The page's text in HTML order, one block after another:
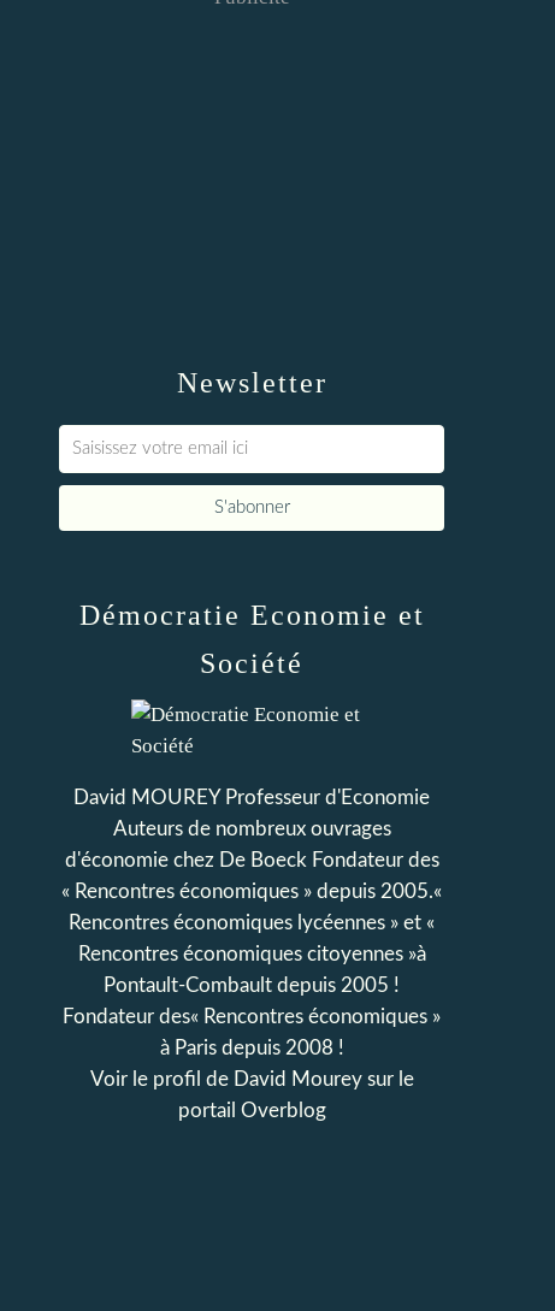
Newsletter
Démocratie Economie et
Société
David MOUREY Professeur d'Economie
Auteurs de nombreux ouvrages
d'économie chez De Boeck Fondateur des
« Rencontres économiques » depuis 2005.«
Rencontres économiques lycéennes » et «
Rencontres économiques citoyennes »à
Pontault-Combault depuis 2005 !
Fondateur des« Rencontres économiques »
à Paris depuis 2008 !
Voir le profil de David Moureysur le
portail Overblog